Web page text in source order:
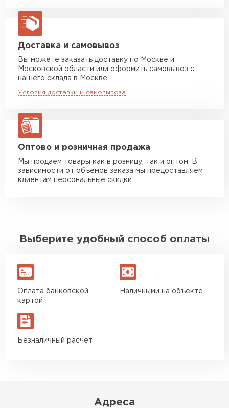
Машина до 20 тн до 80 м3
макс. длина груза 13,5 м
Манипулятор до 5 тн
Манипулятор до 10 тн
макс. длина груза 8 м
макс. длина груза 13,5 м
ЗАКАЗАТЬ С ДОСТАВКОЙ
Доставка и самовывоз
Вы можете заказать доставку по Москве и
Московской области или оформить самовывоз с
нашего склада в Москве
Условия доставки и самовывоза
Оптово и розничная продажа
Мы продаем товары как в розницу, так и оптом. В
зависимости от объемов заказа мы предоставляем
клиентам персональные скидки
Выберите удобный способ оплаты
Оплата банковской
картой
Наличными на объекте
Безналичный расчёт
Адреса